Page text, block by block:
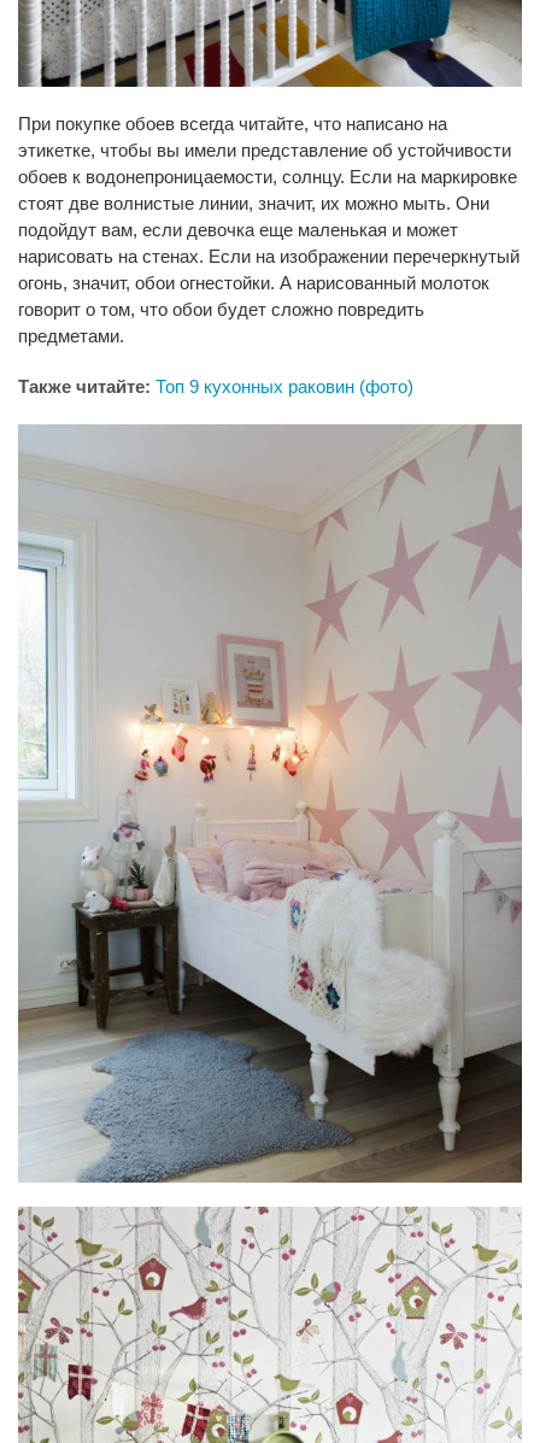
При покупке обоев всегда читайте, что написано на
этикетке, чтобы вы имели представление об устойчивости
обоев к водонепроницаемости, солнцу. Если на маркировке
стоят две волнистые линии, значит, их можно мыть. Они
подойдут вам, если девочка еще маленькая и может
нарисовать на стенах. Если на изображении перечеркнутый
огонь, значит, обои огнестойки. А нарисованный молоток
говорит о том, что обои будет сложно повредить
предметами.
Также читайте: Топ 9 кухонных раковин (фото)